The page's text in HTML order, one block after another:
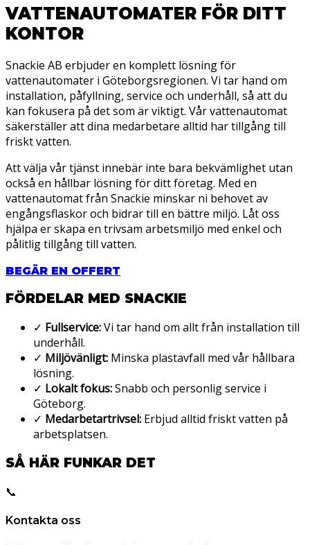
VATTENAUTOMATER FÖR DITT
KONTOR
Snackie AB erbjuder en komplett lösning för
vattenautomater i Göteborgsregionen. Vi tar hand om
installation, påfyllning, service och underhåll, så att du
kan fokusera på det som är viktigt. Vår vattenautomat
säkerställer att dina medarbetare alltid har tillgång till
friskt vatten.
Att välja vår tjänst innebär inte bara bekvämlighet utan
också en hållbar lösning för ditt företag. Med en
vattenautomat från Snackie minskar ni behovet av
engångsflaskor och bidrar till en bättre miljö. Låt oss
hjälpa er skapa en trivsam arbetsmiljö med enkel och
pålitlig tillgång till vatten.
BEGÄR EN OFFERT
FÖRDELAR MED SNACKIE
✓ Fullservice:Vi tar hand om allt från installation till
underhåll.
✓ Miljövänligt: Minska plastavfall med vår hållbara
lösning.
✓ Lokalt fokus:Snabb och personlig service i
Göteborg.
✓ Medarbetartrivsel: Erbjud alltid friskt vatten på
arbetsplatsen.
SÅ HÄR FUNKAR DET
📞
Kontakta oss